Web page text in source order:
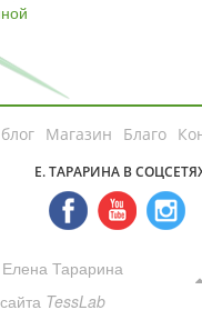
Магазин Благо
Е. ТАРАРИНА В
Тарарина
TessLab